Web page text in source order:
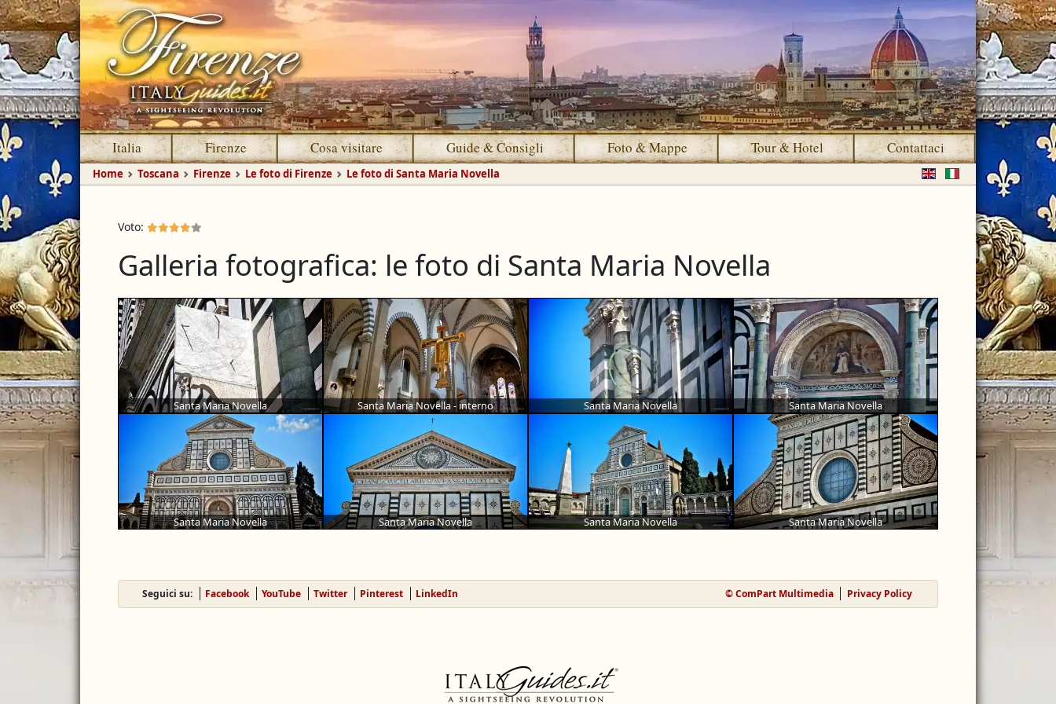
Italia Firenze Cosa visitare Guide & Consigli Foto & Mappe Tour & Hotel Contattaci
Home Toscana Firenze Le foto di Firenze Le foto di Santa Maria Novella Seleziona la tua lingua
Voto:
Galleria fotografica: le foto di Santa Maria Novella
Santa Maria Novella Santa Maria Novella - interno Santa Maria Novella Santa Maria Novella
Santa Maria Novella Santa Maria Novella Santa Maria Novella Santa Maria Novella
Seguici su: Facebook YouTube Twitter Pinterest LinkedIn © ComPart Multimedia Privacy Policy